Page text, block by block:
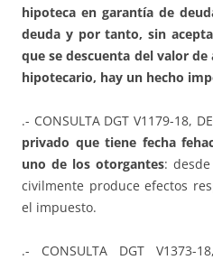
hipoteca en garantía de
deuda y por tanto, sin
que se descuenta del valor
hipotecario, hay un hecho
.- CONSULTA DGT V1179-18,
privado que tiene fecha
uno de los otorgantes:
civilmente produce efectos
el impuesto.
.- CONSULTA DGT V1373-